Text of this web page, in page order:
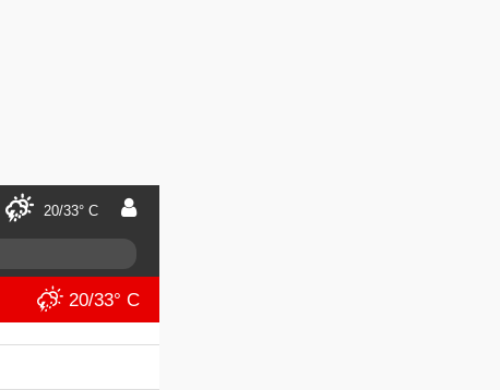
20/33° C
20/33° C